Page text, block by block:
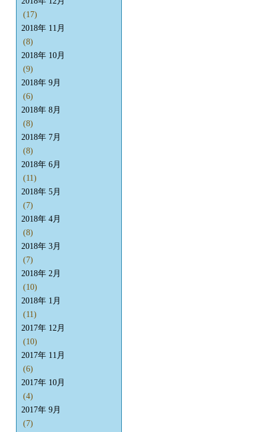
(17)
2018年 11月
(8)
2018年 10月
(9)
2018年 9月
(6)
2018年 8月
(8)
2018年 7月
(8)
2018年 6月
(11)
2018年 5月
(7)
2018年 4月
(8)
2018年 3月
(7)
2018年 2月
(10)
2018年 1月
(11)
2017年 12月
(10)
2017年 11月
(6)
2017年 10月
(4)
2017年 9月
(7)